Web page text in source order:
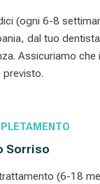
(ogni 6-8
dal tuo
Assicuriamo che
Sorriso
(6-18